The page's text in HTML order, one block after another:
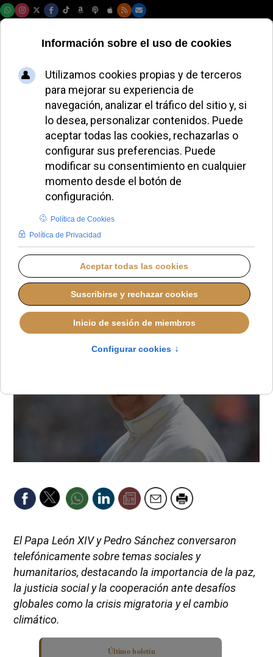
El Papa León XIV y
Pedro Sánchez
dialogan sobre la
paz y la justicia
social
MIÉRCOLES, 11 JUNIO 2025 19:24
El Papa León XIV y Pedro Sánchez conversaron
telefónicamente sobre temas sociales y
humanitarios, destacando la importancia de la paz,
la justicia social y la cooperación ante desafíos
globales como la crisis migratoria y el cambio
climático.
Último boletín